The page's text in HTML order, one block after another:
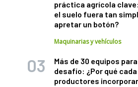
práctica agrícola
el suelo fuera tan
apretar un botón?
Maquinarias y vehículos
Más de 30 equipos
desafío: ¿Por qué
productores